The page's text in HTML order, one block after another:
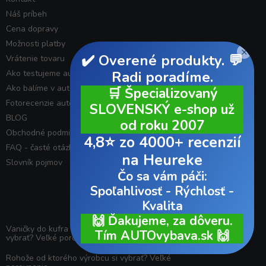
Náš príbeh
Cena dopravy
Možnosti platby
Vrátenie tovaru
Ako testujeme autodoplnky
Ako balíme v autovybave
Fotorecenzie autodoplnkov od zákazníkov
BLOG
Obchodné podmienky
FAQ - časté otázky
Slovník pojmov
Vaničky do kufra od ktorého výrobcu si
vybrať? Veľké porovnanie.
Rohože od ktorého výrobcu si vybrať? Veľké
×
✔️ Overené produkty. 💬
Radi poradíme.
🛒 Špecializovaný
SLOVENSKÝ e-shop už
od roku 2007
4,8⭐ zo 4000+ recenzií
na Heureke
Čo sa vám páči:
Spoľahlivosť - Rýchlosť -
Kvalita
🙌 Ďakujeme, za dôveru.
Tím AUTOvybava.sk 🙌